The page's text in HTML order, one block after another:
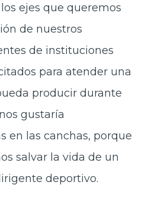
ejes que queremos
de nuestros
de instituciones
para atender una
producir durante
gustaría
en las canchas, porque
salvar la vida de un
deportivo.